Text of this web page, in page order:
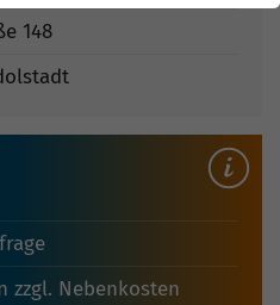
148
zzgl. Nebenkosten